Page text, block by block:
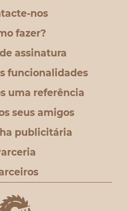
nos
fazer?
assinatura
funcionalidades
uma referência
seus amigos
publicitária